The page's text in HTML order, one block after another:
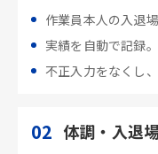
作業員本人の入退
実績を自動で記録
不正入力をなくし
02 体調・入退